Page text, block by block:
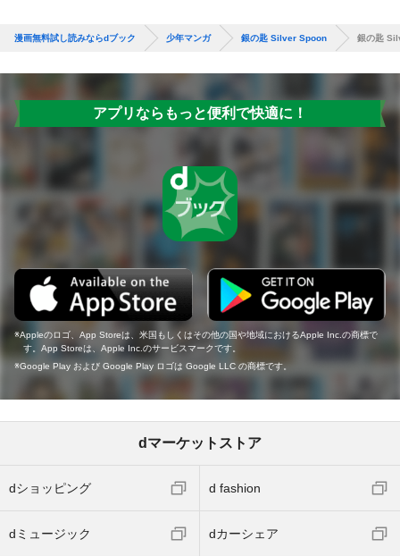
漫画無料試し読みならdブック 少年マンガ 銀の匙 Silver Spoon 銀の匙
アプリならもっと便利で快適に！
Appleのロゴ、App Storeは、米国もしくはその他の国や地域におけるApple Inc.の商標で
す。App Storeは、Apple Inc.のサービスマークです。
Google Play および Google Play ロゴは Google LLC の商標です。
dマーケットストア
dショッピング d fashion
dミュージック dカーシェア